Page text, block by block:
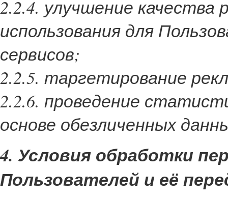
2.2.4. улучшение
использования для
сервисов;
2.2.5. таргетирование
2.2.6. проведение
основе обезличенных
4. Условия обработки
Пользователей и её